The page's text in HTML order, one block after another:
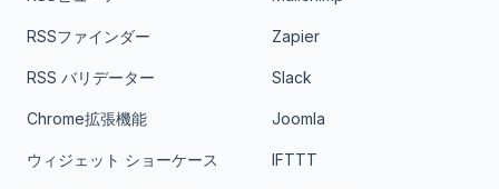
RSSファインダー
RSS バリデーター
Chrome拡張機能
ウィジェット ショーケース
Zapier
Slack
Joomla
IFTTT